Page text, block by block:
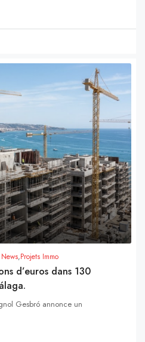
,Projets Immo
d’euros dans 130
Gesbró annonce un